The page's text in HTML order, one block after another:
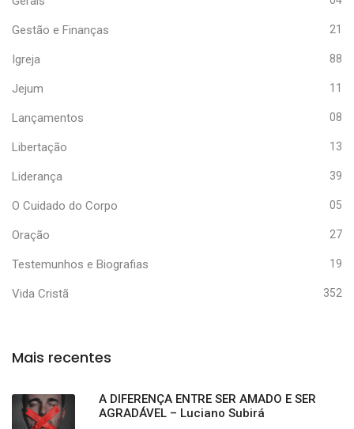
Gestão e Finanças 21
Igreja 88
Jejum 11
Lançamentos 08
Libertação 13
Liderança 39
O Cuidado do Corpo 05
Oração 27
Testemunhos e Biografias 19
Vida Cristã 352
Mais recentes
A DIFERENÇA ENTRE SER AMADO E SER
AGRADÁVEL – Luciano Subirá